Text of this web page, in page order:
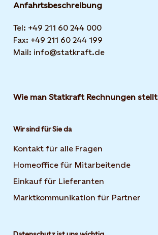
Anfahrtsbeschreibung
Tel: +49 211 60 244 000
Fax: +49 211 60 244 199
Mail: info@statkraft.de
Wie man Statkraft Rechnungen stellt
Wir sind für Sie da
Kontakt für alle Fragen
Homeoffice für Mitarbeitende
Einkauf für Lieferanten
Marktkommunikation für Partner